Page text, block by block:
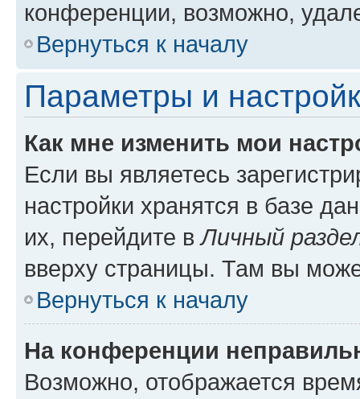
конференции, возможно,
Вернуться к началу
Параметры и
Как мне изменить мои
Если вы являетесь
настройки хранятся в базе
их, перейдите вЛичный
вверху страницы. Там вы
Вернуться к началу
На конференции
Возможно, отображается